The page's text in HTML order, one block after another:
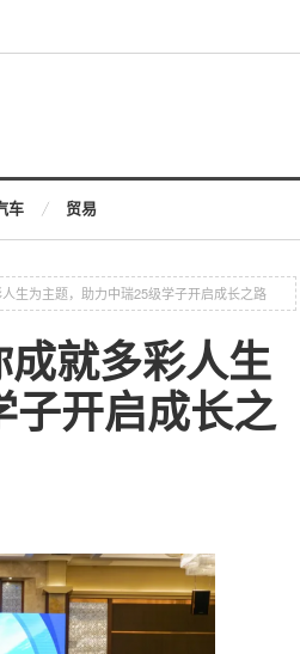
车 贸易
生为主题，助力中瑞25级学子开启成长之路
就多彩人生
子开启成长之